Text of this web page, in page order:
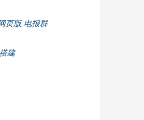
页版 电报群
建